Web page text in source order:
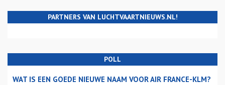
PARTNERS VAN LUCHTVAARTNIEUWS.NL!
POLL
WAT IS EEN GOEDE NIEUWE NAAM VOOR AIR FRANCE-KLM?